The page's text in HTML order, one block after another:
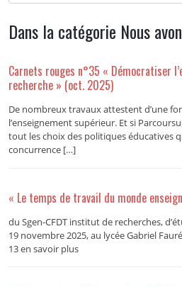
Dans la catégorie Nous
Carnets rouges n°35 « Démocratiser
recherche » (oct. 2025)
De nombreux travaux attestent d’une
l’enseignement supérieur. Et si
tout les choix des politiques éducatives
concurrence […]
« Le temps de travail du monde
du Sgen-CFDT institut de recherches,
19 novembre 2025, au lycée Gabriel
13 en savoir plus